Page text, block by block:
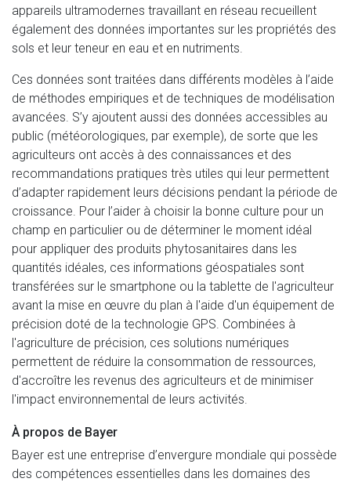
appareils ultramodernes travaillant en réseau recueillent
également des données importantes sur les propriétés des
sols et leur teneur en eau et en nutriments.
Ces données sont traitées dans différents modèles à l’aide
de méthodes empiriques et de techniques de modélisation
avancées. S’y ajoutent aussi des données accessibles au
public (météorologiques, par exemple), de sorte que les
agriculteurs ont accès à des connaissances et des
recommandations pratiques très utiles qui leur permettent
d’adapter rapidement leurs décisions pendant la période de
croissance. Pour l’aider à choisir la bonne culture pour un
champ en particulier ou de déterminer le moment idéal
pour appliquer des produits phytosanitaires dans les
quantités idéales, ces informations géospatiales sont
transférées sur le smartphone ou la tablette de l'agriculteur
avant la mise en œuvre du plan à l'aide d'un équipement de
précision doté de la technologie GPS. Combinées à
l'agriculture de précision, ces solutions numériques
permettent de réduire la consommation de ressources,
d'accroître les revenus des agriculteurs et de minimiser
l'impact environnemental de leurs activités.
À propos de Bayer
Bayer est une entreprise d’envergure mondiale qui possède
des compétences essentielles dans les domaines des